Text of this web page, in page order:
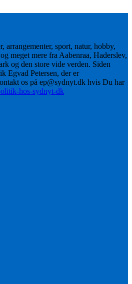
arrangementer, sport, natur, hobby,
meget mere fra Aabenraa, Haderslev,
og den store vide verden. Siden
Egvad Petersen, der er
os på ep@sydnyt.dk hvis Du har
hos-sydnyt-dk